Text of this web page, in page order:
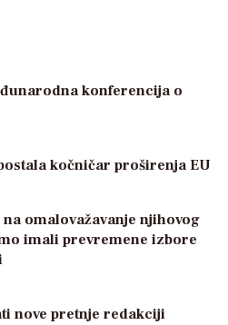
konferencija o
kočničar proširenja EU
omalovažavanje njihovog
imali prevremene izbore
nove pretnje redakciji